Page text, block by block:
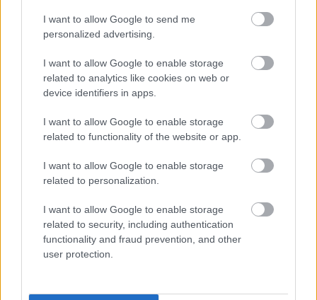
I want to allow Google to send me
personalized advertising.
I want to allow Google to enable storage
related to analytics like cookies on web or
device identifiers in apps.
I want to allow Google to enable storage
related to functionality of the website or app.
I want to allow Google to enable storage
related to personalization.
I want to allow Google to enable storage
related to security, including authentication
functionality and fraud prevention, and other
user protection.
Δείτε ακόμη